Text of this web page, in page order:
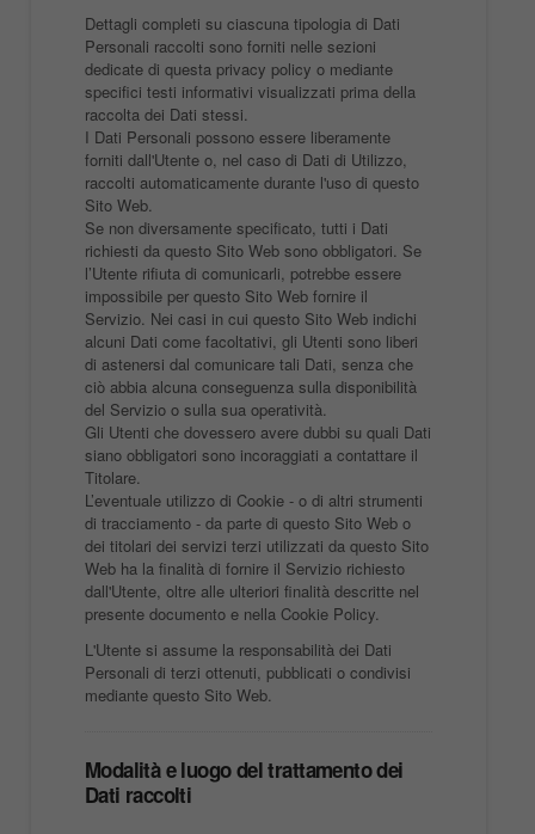
Dettagli completi su ciascuna tipologia di Dati
Personali raccolti sono forniti nelle sezioni
dedicate di questa privacy policy o mediante
specifici testi informativi visualizzati prima della
raccolta dei Dati stessi.
I Dati Personali possono essere liberamente
forniti dall'Utente o, nel caso di Dati di Utilizzo,
raccolti automaticamente durante l'uso di questo
Sito Web.
Se non diversamente specificato, tutti i Dati
richiesti da questo Sito Web sono obbligatori. Se
l’Utente rifiuta di comunicarli, potrebbe essere
impossibile per questo Sito Web fornire il
Servizio. Nei casi in cui questo Sito Web indichi
alcuni Dati come facoltativi, gli Utenti sono liberi
di astenersi dal comunicare tali Dati, senza che
ciò abbia alcuna conseguenza sulla disponibilità
del Servizio o sulla sua operatività.
Gli Utenti che dovessero avere dubbi su quali Dati
siano obbligatori sono incoraggiati a contattare il
Titolare.
L’eventuale utilizzo di Cookie - o di altri strumenti
di tracciamento - da parte di questo Sito Web o
dei titolari dei servizi terzi utilizzati da questo Sito
Web ha la finalità di fornire il Servizio richiesto
dall'Utente, oltre alle ulteriori finalità descritte nel
presente documento e nella Cookie Policy.
L'Utente si assume la responsabilità dei Dati
Personali di terzi ottenuti, pubblicati o condivisi
mediante questo Sito Web.
Modalità e luogo del trattamento dei
Dati raccolti